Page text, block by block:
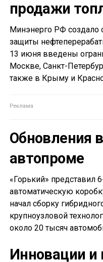
продажи
Минэнерго РФ создало
защиты
13 июня введены
Москве, Санкт-
также в Крыму и
Обновления
автопроме
«Горький» представил
автоматическую
начал сборку
крупноузловой
около 20 тысяч
Инновации